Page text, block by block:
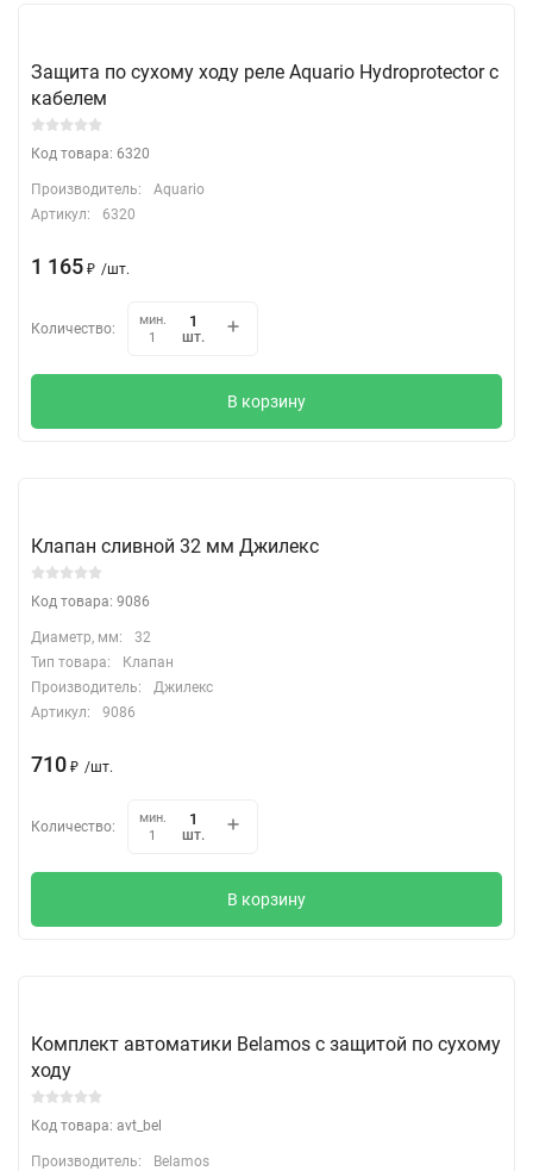
Защита по сухому ходу реле Aquario Hydroprotector с
кабелем
Код товара: 6320
Производитель:
Aquario
Артикул:
6320
1 165 ₽ /шт.
Количество:
мин.
1
шт.
В корзину
Клапан сливной 32 мм Джилекс
Код товара: 9086
Диаметр, мм:
32
Тип товара:
Клапан
Производитель:
Джилекс
Артикул:
9086
710 ₽ /шт.
Количество:
мин.
1
шт.
В корзину
Комплект автоматики Belamos с защитой по сухому
ходу
Код товара: avt_bel
Производитель:
Belamos